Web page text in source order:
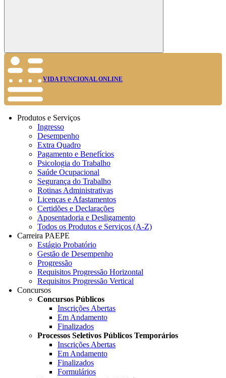
Buscar
VIDA FUNCIONAL ONLINE
Produtos e Serviços
Ingresso
Desempenho
Extra Quadro
Pagamento e Benefícios
Psicologia do Trabalho
Saúde Ocupacional
Segurança do Trabalho
Rotinas Administrativas
Licenças e Afastamentos
Certidões e Declarações
Aposentadoria e Desligamento
Todos os Produtos e Serviços (A-Z)
Carreira PAEPE
Estágio Probatório
Gestão de Desempenho
Progressão
Requisitos Progressão Horizontal
Requisitos Progressão Vertical
Concursos
Concursos Públicos
Inscrições Abertas
Em Andamento
Finalizados
Processos Seletivos Públicos Temporários
Inscrições Abertas
Em Andamento
Finalizados
Formulários